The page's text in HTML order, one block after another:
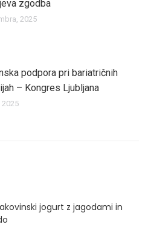
zgodba
2025
podpora pri bariatričnih
– Kongres Ljubljana
2025
jogurt z jagodami in